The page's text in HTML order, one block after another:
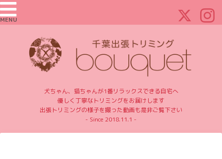
MENU
犬ちゃん、猫ちゃんが1番リラックスできる自宅へ
優しく丁寧なトリミングをお届けします
出張トリミングの様子を撮った動画も是非ご覧下さい
- Since 2018.11.1 -